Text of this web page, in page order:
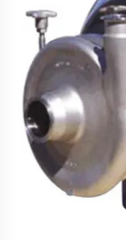
MÁY
BƠM
BÙN
MINI
PS
MÁY
BƠM
CHÌM
CÁNH
KHUẤY